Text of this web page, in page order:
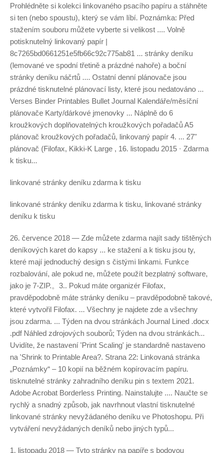
Prohlédněte si kolekci linkovaného psacího papíru a stáhněte
si ten (nebo spoustu), který se vám líbí. Poznámka: Před
stažením souboru můžete vyberte si velikost .... Volně
potisknutelný linkovaný papír |
8c7265bd0661251e5fb66c92c775ab81 ... stránky deníku
(lemované ve spodní třetině a prázdné nahoře) a boční
stránky deníku náčrtů​ .... Ostatní denní plánovače jsou
prázdné tisknutelné plánovací listy, které jsou nedatováno ...
Verses Binder Printables Bullet Journal Kalendáře/měsíční
plánovače Karty/dárkové jmenovky ... Náplně do 6
kroužkových doplňovatelných kroužkových pořadačů A5
plánovač kroužkových pořadačů, linkovaný papír 4. ... 27"
plánovač (Filofax, Kikki-K Large , 16. listopadu 2015 · Zdarma
k tisku...
linkované stránky deníku zdarma k tisku
linkované stránky deníku zdarma k tisku, linkované stránky
deníku k tisku
26. července 2018 — Zde můžete zdarma najít sady tištěných
deníkových karet do kapsy ... ke stažení a k tisku jsou ty,
které mají jednoduchý design s čistými linkami. Funkce
rozbalování, ale pokud ne, můžete použít bezplatný software,
jako je 7-ZIP.。3.. Pokud máte organizér Filofax,
pravděpodobně máte stránky deníku – pravděpodobně takové,
které vytvořil Filofax. ... Všechny je najdete zde a všechny
jsou zdarma. ... Týden na dvou stránkách Journal Lined .docx
.pdf Náhled zdrojových souborů; Týden na dvou stránkách...
Uvidíte, že nastavení 'Print Scaling' je standardně nastaveno
na 'Shrink to Printable Area​?. Strana 22: Linkovaná stránka
„Poznámky“ – 10 kopií na běžném kopírovacím papíru.
tisknutelné stránky zahradního deníku pin s textem 2021.
Adobe Acrobat Borderless Printing. Nainstalujte .... Naučte se
rychlý a snadný způsob, jak navrhnout vlastní tisknutelné
linkované stránky nevyžádaného deníku ve Photoshopu. Při
vytváření nevyžádaných deníků nebo jiných typů...
1. listopadu 2018 — Tyto stránky na papíře s bodovou